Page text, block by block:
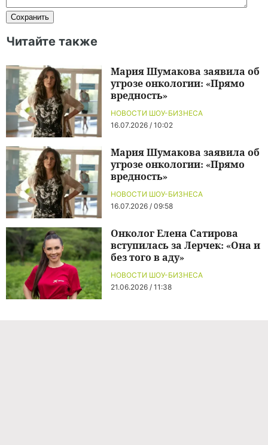
Читайте также
НОВОСТИ ШОУ-БИЗНЕСА
16.07.2026 / 10:02
Мария Шумакова заявила об
угрозе онкологии: «Прямо
вредность»
НОВОСТИ ШОУ-БИЗНЕСА
16.07.2026 / 09:58
Мария Шумакова заявила об
угрозе онкологии: «Прямо
вредность»
НОВОСТИ ШОУ-БИЗНЕСА
21.06.2026 / 11:38
Онколог Елена Сатирова
вступилась за Лерчек: «Она и
без того в аду»